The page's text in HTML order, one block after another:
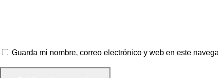
Guarda mi nombre, correo electrónico y web en este